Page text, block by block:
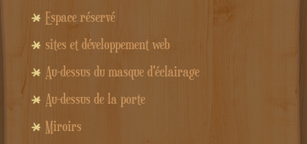
Espace réservé
sites et développement web
Au-dessus du masque d'éclairage
Au-dessus de la porte
Miroirs